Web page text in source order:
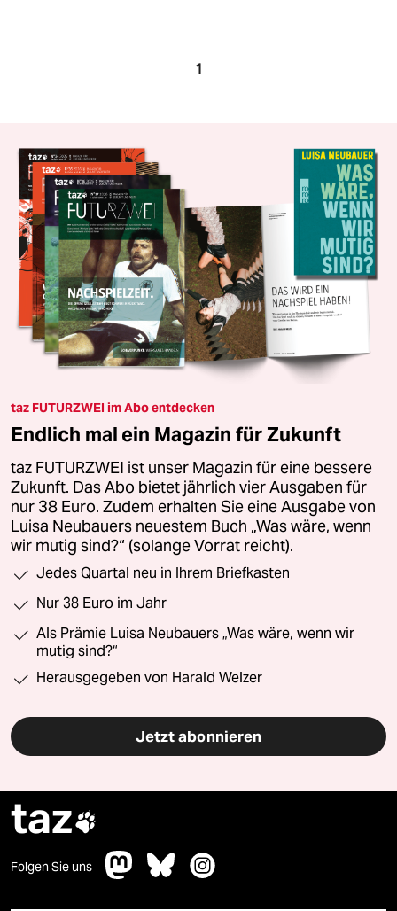
1
taz FUTURZWEI im Abo entdecken
Endlich mal ein Magazin für Zukunft
taz FUTURZWEI ist unser Magazin für eine bessere
Zukunft. Das Abo bietet jährlich vier Ausgaben für
nur 38 Euro. Zudem erhalten Sie eine Ausgabe von
Luisa Neubauers neuestem Buch „Was wäre, wenn
wir mutig sind?“ (solange Vorrat reicht).
Jedes Quartal neu in Ihrem Briefkasten
Nur 38 Euro im Jahr
Als Prämie Luisa Neubauers „Was wäre, wenn wir
mutig sind?“
Herausgegeben von Harald Welzer
Jetzt abonnieren
taz
Folgen Sie uns